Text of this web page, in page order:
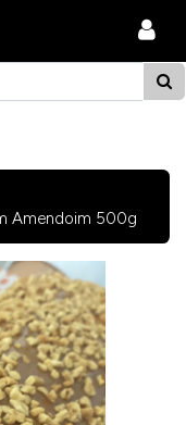
Amendoim 500g